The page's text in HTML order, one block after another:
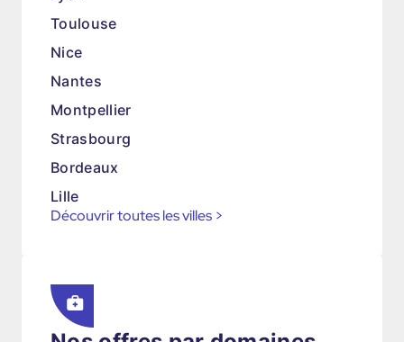
Toulouse
Nice
Nantes
Montpellier
Strasbourg
Bordeaux
Lille
Découvrir toutes les villes >